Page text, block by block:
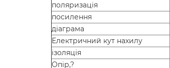
поляризація
посилення
діаграма
Електричний кут нахилу
ізоляція
Опір,?